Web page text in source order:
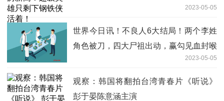
2023-05-05
世界今日讯！不良人6大结局！两个李姓
角色被刀，四大尸祖出动，赢勾见血封喉
2023-05-05
观察：韩国将翻拍台湾青春片《听说》
彭于晏陈意涵主演